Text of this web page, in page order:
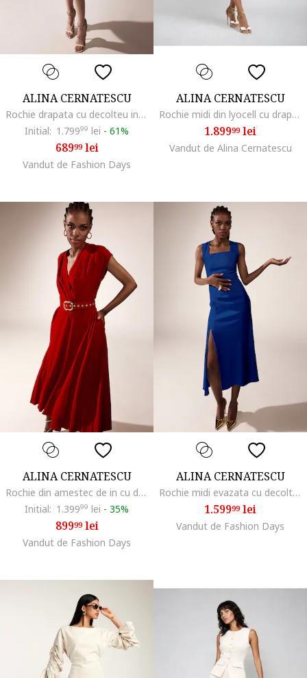
ALINA CERNATESCU
Rochie drapata cu decolteu in V, Rosu
Initial: 1.79999 lei - 61%
68999lei
Vandut de Fashion Days
ALINA CERNATESCU
Rochie midi din lyocell cu drapaje Zeya
1.89999lei
Vandut de Alina Cernatescu
ALINA CERNATESCU
Rochie din amestec de in cu decolteu in V Ischia
Initial: 1.39999 lei - 35%
89999lei
Vandut de Fashion Days
ALINA CERNATESCU
Rochie midi evazata cu decolteu patrat, Albastru royal
1.59999lei
Vandut de Fashion Days